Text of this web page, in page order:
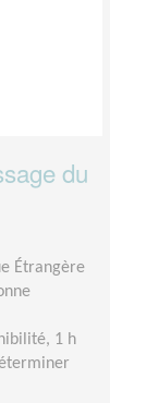
du
Étrangère
1 h